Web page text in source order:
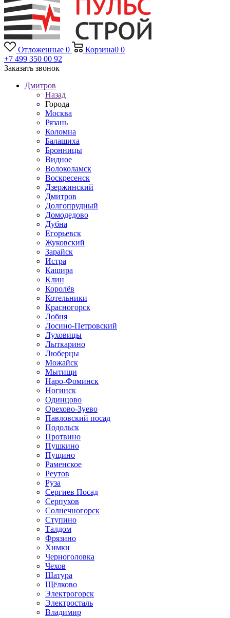
Отложенные 0 Корзина0 0
+7 499 350 00 92
Заказать звонок
Дмитров
Назад
Города
Москва
Рязань
Коломна
Балашиха
Бронницы
Видное
Волоколамск
Воскресенск
Дзержинский
Дмитров
Долгопрудный
Домодедово
Дубна
Егорьевск
Жуковский
Зарайск
Истра
Кашира
Клин
Королёв
Котельники
Красногорск
Лобня
Лосино-Петровский
Луховицы
Лыткарино
Люберцы
Можайск
Мытищи
Наро-Фоминск
Ногинск
Одинцово
Орехово-Зуево
Павловский посад
Подольск
Протвино
Пушкино
Пущино
Раменское
Реутов
Руза
Сергиев Посад
Серпухов
Солнечногорск
Ступино
Талдом
Фрязино
Химки
Черноголовка
Чехов
Шатура
Щёлково
Электрогорск
Электросталь
Владимир